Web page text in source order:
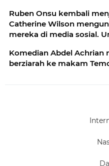
Ruben Onsu kembali
Catherine Wilson
mereka di media sosial.
Komedian Abdel Achrian
berziarah ke makam